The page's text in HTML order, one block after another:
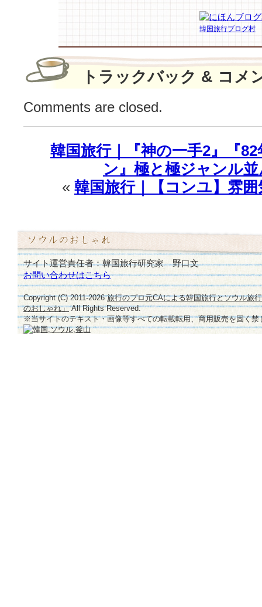
ス
タ
ー
外
ル
韓国旅行ブログ村
トラックバック & コメ
Comments are closed.
韓国旅行｜『神の一手2』『
ン』極と極ジャンル
« 韓国旅行｜【コンユ】雰
サイト運営責任者：韓国旅行研究家 野口文
お問い合わせはこちら
Copyright (C) 2011-2026旅行のプロ元CAによる韓国旅行とソウル旅
のおしゃれ」All Rights Reserved.
※当サイトのテキスト・画像等すべての転載転用、商用販売を固く禁